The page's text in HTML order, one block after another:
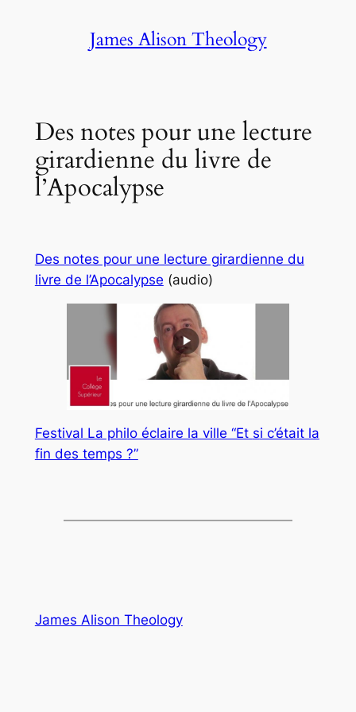
James Alison Theology
Des notes pour une lecture
girardienne du livre de
l’Apocalypse
Des notes pour une lecture girardienne du
livre de l’Apocalypse (audio)
Festival La philo éclaire la ville “Et si c’était la
fin des temps ?”
James Alison Theology